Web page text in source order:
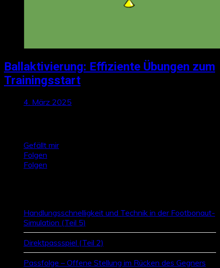
Ballaktivierung: Effiziente Übungen zum
Trainingsstart
4. März 2025
Gefällt mir
Folgen
Folgen
Handlungsschnelligkeit und Technik in der Footbonaut-
Simulation (Teil 5)
Direktpassspiel (Teil 2)
Passfolge – Offene Stellung im Rücken des Gegners